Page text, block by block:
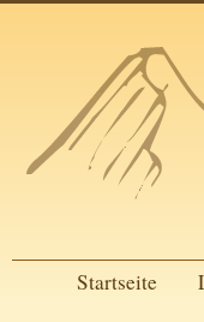
Startseite